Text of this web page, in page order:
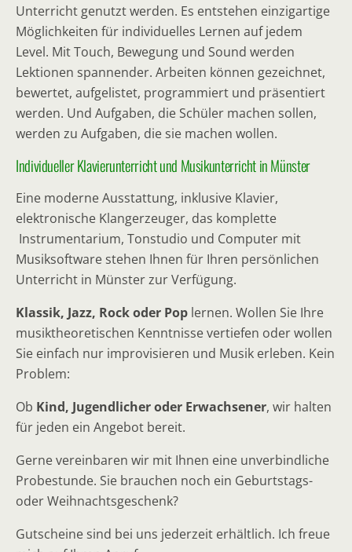
Unterricht genutzt werden. Es entstehen einzigartige
Möglichkeiten für individuelles Lernen auf jedem
Level. Mit Touch, Bewegung und Sound werden
Lektionen spannender. Arbeiten können gezeichnet,
bewertet, aufgelistet, programmiert und präsentiert
werden. Und Aufgaben, die Schüler machen sollen,
werden zu Aufgaben, die sie machen wollen.
Individueller Klavierunterricht und Musikunterricht in Münster
Eine moderne Ausstattung, inklusive Klavier,
elektronische Klangerzeuger, das komplette
Instrumentarium, Tonstudio und Computer mit
Musiksoftware stehen Ihnen für Ihren persönlichen
Unterricht in Münster zur Verfügung.
Klassik, Jazz, Rock oder Pop lernen. Wollen Sie Ihre
musiktheoretischen Kenntnisse vertiefen oder wollen
Sie einfach nur improvisieren und Musik erleben. Kein
Problem:
Ob Kind, Jugendlicher oder Erwachsener, wir halten
für jeden ein Angebot bereit.
Gerne vereinbaren wir mit Ihnen eine unverbindliche
Probestunde. Sie brauchen noch ein Geburtstags-
oder Weihnachtsgeschenk?
Gutscheine sind bei uns jederzeit erhältlich. Ich freue